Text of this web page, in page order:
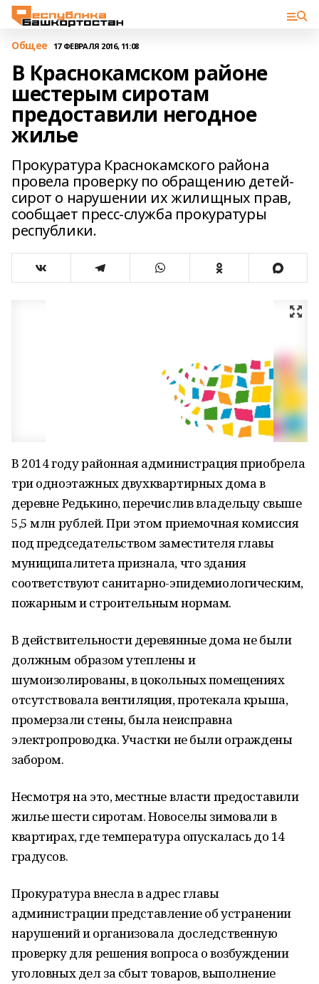
Общее 17 ФЕВРАЛЯ 2016, 11:08
В Краснокамском районе
шестерым сиротам
предоставили негодное
жилье
Прокуратура Краснокамского района
провела проверку по обращению детей-
сирот о нарушении их жилищных прав,
сообщает пресс-служба прокуратуры
республики.
В 2014 году районная администрация приобрела
три одноэтажных двухквартирных дома в
деревне Редькино, перечислив владельцу свыше
5,5 млн рублей. При этом приемочная комиссия
под председательством заместителя главы
муниципалитета признала, что здания
соответствуют санитарно-эпидемиологическим,
пожарным и строительным нормам.
В действительности деревянные дома не были
должным образом утеплены и
шумоизолированы, в цокольных помещениях
отсутствовала вентиляция, протекала крыша,
промерзали стены, была неисправна
электропроводка. Участки не были ограждены
забором.
Несмотря на это, местные власти предоставили
жилье шести сиротам. Новоселы зимовали в
квартирах, где температура опускалась до 14
градусов.
Прокуратура внесла в адрес главы
администрации представление об устранении
нарушений и организовала доследственную
проверку для решения вопроса о возбуждении
уголовных дел за сбыт товаров, выполнение